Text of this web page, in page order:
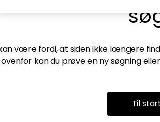
være fordi, at siden ikke længere
ovenfor kan du prøve en ny søgning
Til